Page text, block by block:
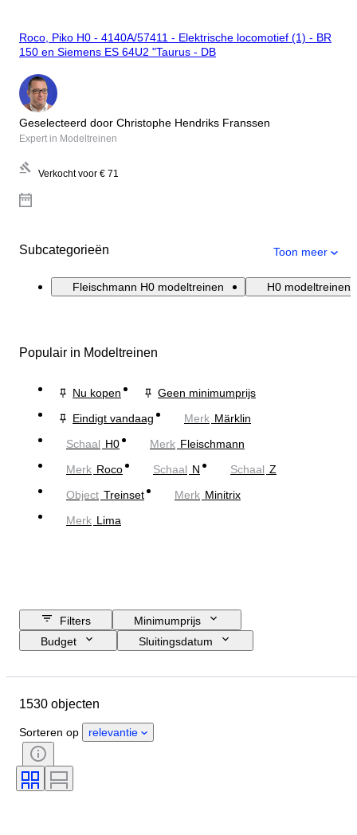
Roco, Piko H0 - 4140A/57411 - Elektrische locomotief (1) - BR
150 en Siemens ES 64U2 "Taurus - DB
Geselecteerd door Christophe Hendriks Franssen
Expert in Modeltreinen
Verkocht voor € 71
Subcategorieën Toon meer
Fleischmann H0 modeltreinen H0 modeltreinen
Populair in Modeltreinen
Nu kopen
Geen minimumprijs
Eindigt vandaag
Merk Märklin
Schaal H0 Merk Fleischmann
Merk Roco Schaal N Schaal Z
Object Treinset Merk Minitrix
Merk Lima
Filters
Minimumprijs
Budget
Sluitingsdatum
Conditie
Onderwerp
Schaal
Besturing
Stroomvoorziening
Spoorwegmaatschappij
1530 objecten
Sorteren op relevantie